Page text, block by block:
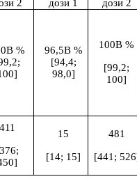
2 дози 1
дози 2
%
96,5В %
[94,4;
98,0]
100В %
[99,2;
100]
411
15
[14; 15]
481
[441;